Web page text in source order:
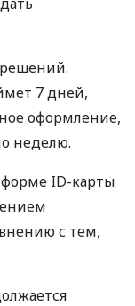
7 дней,
оформление,
неделю.
ID-карты
с тем,